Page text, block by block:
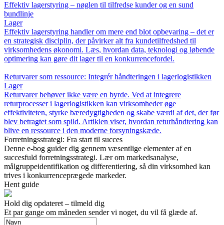
Effektiv lagerstyring – nøglen til tilfredse kunder og en sund
bundlinje
Lager
Effektiv lagerstyring handler om mere end blot opbevaring – det er
en strategisk disciplin, der påvirker alt fra kundetilfredshed til
virksomhedens økonomi. Læs, hvordan data, teknologi og løbende
optimering kan gøre dit lager til en konkurrencefordel.
Returvarer som ressource: Integrér håndteringen i lagerlogistikken
Lager
Returvarer behøver ikke være en byrde. Ved at integrere
returprocesser i lagerlogistikken kan virksomheder øge
effektiviteten, styrke bæredygtigheden og skabe værdi af det, der før
blev betragtet som spild. Artiklen viser, hvordan returhåndtering kan
blive en ressource i den moderne forsyningskæde.
Forretningsstrategi: Fra start til succes
Denne e-bog guider dig gennem væsentlige elementer af en
succesfuld forretningsstrategi. Lær om markedsanalyse,
målgruppeidentifikation og differentiering, så din virksomhed kan
trives i konkurrenceprægede markeder.
Hent guide
Hold dig opdateret – tilmeld dig
Et par gange om måneden sender vi noget, du vil få glæde af.